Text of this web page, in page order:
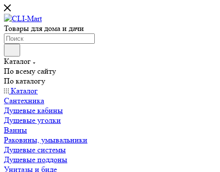
Товары для дома и дачи
Каталог
По всему сайту
По каталогу
Каталог
Сантехника
Душевые кабины
Душевые уголки
Ванны
Раковины, умывальники
Душевые системы
Душевые поддоны
Унитазы и биде